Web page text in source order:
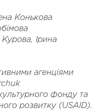
Конькова
Ірина
агенціями
фонду та
розвитку (USAID).